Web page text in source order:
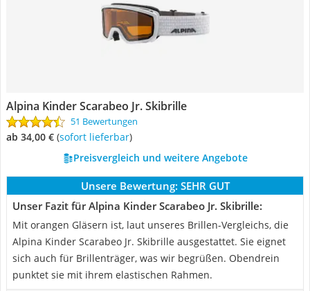
Alpina Kinder Scarabeo Jr. Skibrille
51 Bewertungen
ab 34,00 € ( Sofort lieferbar)
Preisvergleich und weitere Angebote
Unsere Bewertung: SEHR GUT
Unser Fazit für Alpina Kinder Scarabeo Jr. Skibrille:
Mit orangen Gläsern ist, laut unseres Brillen-Vergleichs, die
Alpina Kinder Scarabeo Jr. Skibrille ausgestattet. Sie eignet
sich auch für Brillenträger, was wir begrüßen. Obendrein
punktet sie mit ihrem elastischen Rahmen.